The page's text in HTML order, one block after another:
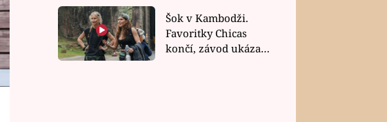
závodu nůž na krku
Šok v Kambodži.
Favoritky Chicas
končí, závod ukázal